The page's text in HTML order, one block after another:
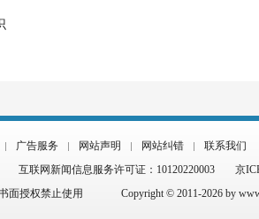
广告服务 网站声明 网站纠错
联系我们
互联网新闻信息服务许可证：10120220003 京
面授权禁止使用
Copyright © 2011-2026 by